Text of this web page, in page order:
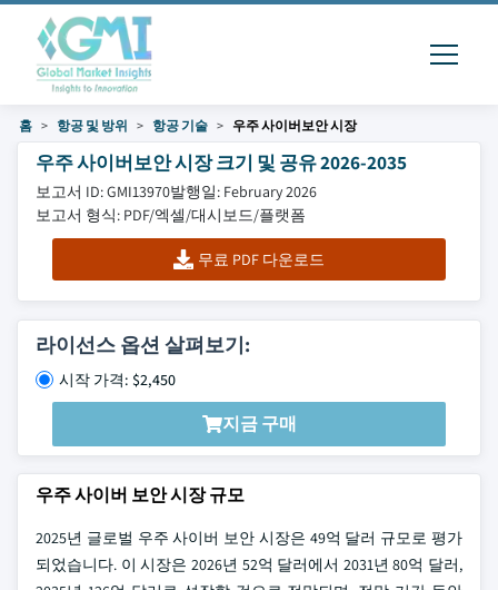
홈 항공 및 방위 항공 기술 우주 사이버보안 시장
우주 사이버보안 시장 크기 및 공유 2026-2035
보고서 ID: GMI13970발행일: February 2026
보고서 형식: PDF/엑셀/대시보드/플랫폼
무료 PDF 다운로드
라이선스 옵션 살펴보기:
시작 가격: $2,450
지금 구매
우주 사이버 보안 시장 규모
2025년 글로벌 우주 사이버 보안 시장은 49억 달러 규모로 평가
되었습니다. 이 시장은 2026년 52억 달러에서 2031년 80억 달러,